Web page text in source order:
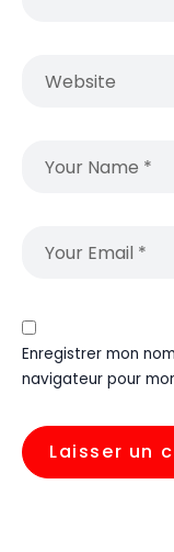
Enregistrer mon
navigateur pour